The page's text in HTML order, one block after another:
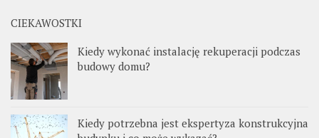
CIEKAWOSTKI
Kiedy wykonać instalację rekuperacji podczas
budowy domu?
Kiedy potrzebna jest ekspertyza konstrukcyjna